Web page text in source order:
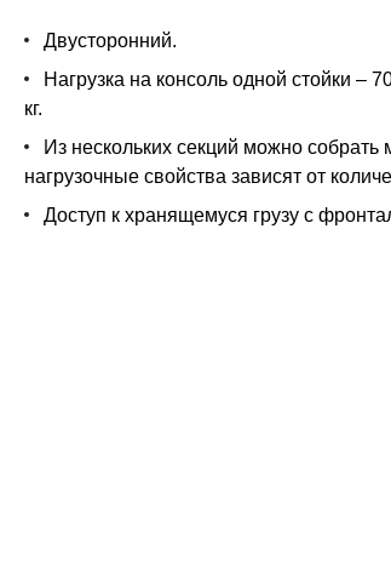
Двусторонний.
Нагрузка на консоль одной стойки –
кг.
Из нескольких секций можно собрать
нагрузочные свойства зависят от
Доступ к хранящемуся грузу с